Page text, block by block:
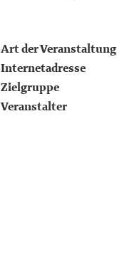
Art der Veranstaltung
Internetadresse
Zielgruppe
Veranstalter